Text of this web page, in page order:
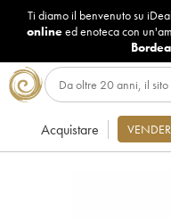
Ti diamo il benvenuto su
onlineed enoteca con
Acquistare